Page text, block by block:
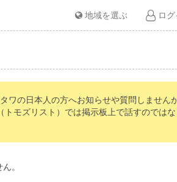
地域を選ぶ ログ
ワの日本人の方へお知らせや質問しません
モズリスト）では掲示板上で話すのではな
。